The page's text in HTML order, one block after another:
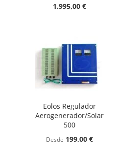
1.995,00 €
Eolos Regulador
Aerogenerador/Solar
500
Desde 199,00 €